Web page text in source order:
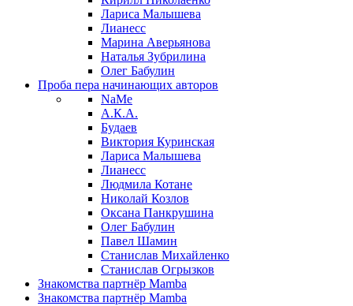
Лариса Малышева
Лианесс
Марина Аверьянова
Наталья Зубрилина
Олег Бабулин
Проба пера начинающих авторов
NaMe
А.К.А.
Будаев
Виктория Куринская
Лариса Малышева
Лианесс
Людмила Котане
Николай Козлов
Оксана Панкрушина
Олег Бабулин
Павел Шамин
Станислав Михайленко
Станислав Огрызков
Знакомства партнёр Mamba
Знакомства партнёр Mamba